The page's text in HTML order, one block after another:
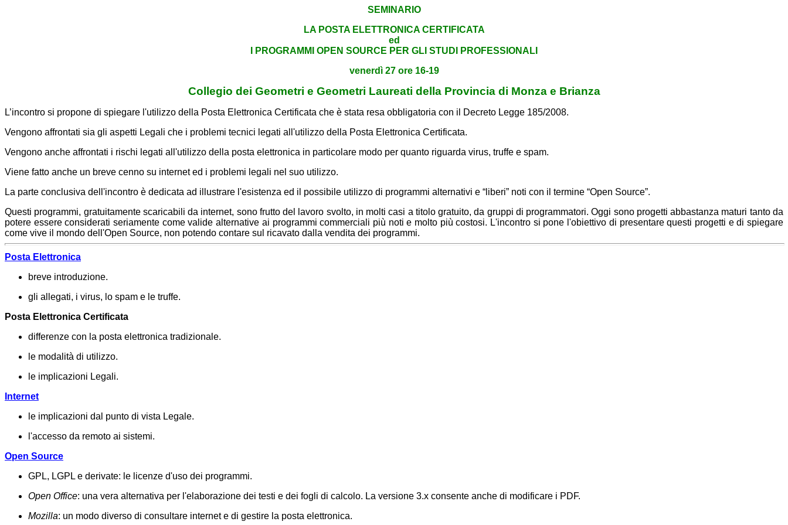
SEMINARIO
LA POSTA ELETTRONICA CERTIFICATA
ed
I PROGRAMMI OPEN SOURCE PER GLI STUDI PROFESSIONALI
venerdì 27 ore 16-19
Collegio dei Geometri e Geometri Laureati della Provincia di Monza e Brianza
L’incontro si propone di spiegare l'utilizzo della Posta Elettronica Certificata che è stata resa obbligatoria con il Decreto Legge 185/2008.
Vengono affrontati sia gli aspetti Legali che i problemi tecnici legati all'utilizzo della Posta Elettronica Certificata.
Vengono anche affrontati i rischi legati all'utilizzo della posta elettronica in particolare modo per quanto riguarda virus, truffe e spam.
Viene fatto anche un breve cenno su internet ed i problemi legali nel suo utilizzo.
La parte conclusiva dell'incontro è dedicata ad illustrare l'esistenza ed il possibile utilizzo di programmi alternativi e “liberi” noti con il termine “Open Source”.
Questi programmi, gratuitamente scaricabili da internet, sono frutto del lavoro svolto, in molti casi a titolo gratuito, da gruppi di programmatori. Oggi sono progetti abbastanza maturi tanto da
potere essere considerati seriamente come valide alternative ai programmi commerciali più noti e molto più costosi. L'incontro si pone l'obiettivo di presentare questi progetti e di spiegare
come vive il mondo dell'Open Source, non potendo contare sul ricavato dalla vendita dei programmi.
Posta Elettronica
breve introduzione.
gli allegati, i virus, lo spam e le truffe.
Posta Elettronica Certificata
differenze con la posta elettronica tradizionale.
le modalità di utilizzo.
le implicazioni Legali.
Internet
le implicazioni dal punto di vista Legale.
l'accesso da remoto ai sistemi.
Open Source
GPL, LGPL e derivate: le licenze d'uso dei programmi.
Open Office: una vera alternativa per l'elaborazione dei testi e dei fogli di calcolo. La versione 3.x consente anche di modificare i PDF.
Mozilla: un modo diverso di consultare internet e di gestire la posta elettronica.